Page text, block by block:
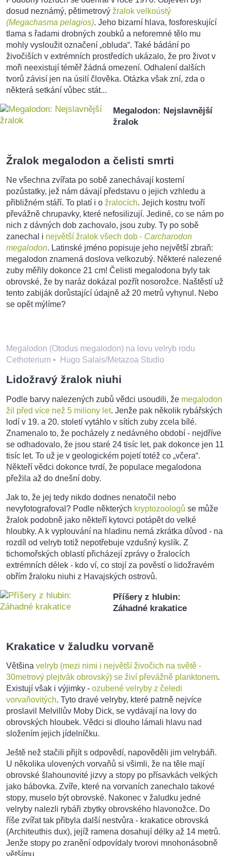
dosud neznámý, pětimetrový žralok velkoústý
(Megachasma pelagios). Jeho bizarní hlava, fosforeskující
tlama s řadami drobných zoubků a neforemné tělo mu
mohly vysloužit označení „obluda“. Také bádání po
živočiších v extrémních prostředích ukázalo, že pro život v
moři neexistují téměř žádná omezení. Odhalení dalších
tvorů závisí jen na úsilí člověka. Otázka však zní, zda o
některá setkání vůbec stát...
Megalodon: Nejslavnější
žralok
Žralok megalodon a čelisti smrti
Ne všechna zvířata po sobě zanechávají kosterní
pozůstatky, jež nám dávají představu o jejich vzhledu a
přibližném stáří. To platí i o žralocích. Jejich kostru tvoří
převážně chrupavky, které nefosilizují. Jediné, co se nám po
nich z dávných dob zachovalo, jsou zuby. Ty po sobě
zanechal i největší žralok všech dob - Carcharodon
megalodon. Latinské jméno popisuje jeho největší zbraň:
megalodon znamená doslova velkozubý. Některé nalezené
zuby měřily dokonce 21 cm! Čelisti megalodona byly tak
obrovské, že by naráz dokázal pozřít nosorožce. Naštěstí už
tento zabiják dorůstající údajně až 20 metrů vyhynul. Nebo
se opět mýlíme?
Megalodon (Otodus megalodon) na lovu velryb rodu
Cethoterium • Hugo Salais/Metazoa Studio
Lidožravý žralok niuhi
Podle barvy nalezených zubů vědci usoudili, že megalodon
žil před více než 5 miliony let. Jenže pak několik rybářských
lodí v 19. a 20. století vytáhlo v sítích zuby zcela bílé.
Znamenalo to, že pocházely z nedávného období - nejdříve
se odhadovalo, že jsou staré 24 tisíc let, pak dokonce jen 11
tisíc let. To už je v geologickém pojetí totéž co „včera“.
Někteří vědci dokonce tvrdí, že populace megalodona
přežila až do dnešní doby.
Jak to, že jej tedy nikdo dodnes nenatočil nebo
nevyfotografoval? Podle některých kryptozoologů se může
žralok podobně jako někteří kytovci potápět do velké
hloubky. A k vyplouvání na hladinu nemá zkrátka důvod - na
rozdíl od velryb totiž nepotřebuje vzdušný kyslík. Z
tichomořských oblastí přicházejí zprávy o žralocích
extrémních délek - kdo ví, co stojí za pověstí o lidožravém
obřím žraloku niuhi z Havajských ostrovů.
Příšery z hlubin:
Záhadné krakatice
Krakatice v žaludku vorvaně
Většina velryb (mezi nimi i největší živočich na světě -
30metrový plejtvák obrovský) se živí převážně planktonem.
Existují však i výjimky - ozubené velryby z čeledi
vorvaňovitých. Tyto dravé velryby, které patrně nejvíce
proslavil Melvillův Moby Dick, se vydávají na lovy do
obrovských hloubek. Vědci si dlouho lámali hlavu nad
složením jejich jídelníčku.
Ještě než stačili přijít s odpovědí, napověděli jim velrybáři.
U několika ulovených vorvaňů si všimli, že na těle mají
obrovské šlahounovité jizvy a stopy po přísavkách velkých
jako bábovka. Zvíře, které na vorvaních zanechalo takové
stopy, muselo být obrovské. Nakonec v žaludku jedné
velryby nalezli rybáři zbytky obrovského hlavonožce. Do
říše zvířat tak přibyla další nestvůra - krakatice obrovská
(Architeuthis dux), jejíž ramena dosahují délky až 14 metrů.
Jenže stopy po zranění odpovídaly tvorovi mnohonásobně